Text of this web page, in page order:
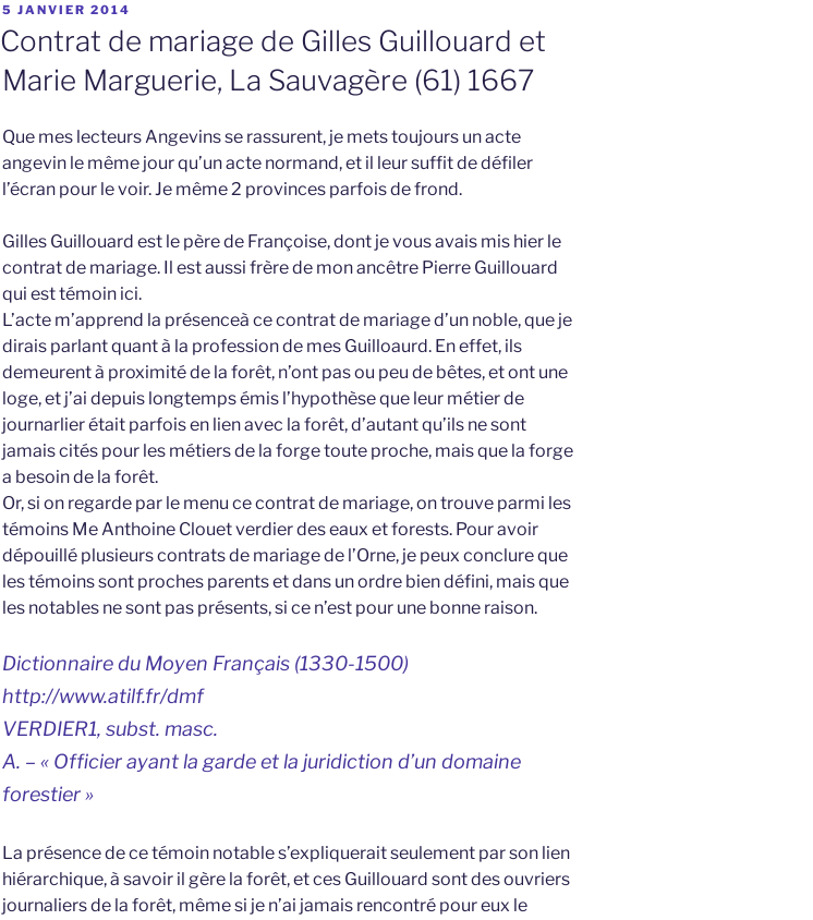
PUBLIÉ
LE
5 JANVIER 2014
Contrat de mariage de Gilles Guillouard et
Marie Marguerie, La Sauvagère (61) 1667
Que mes lecteurs Angevins se rassurent, je mets toujours un acte
angevin le même jour qu’un acte normand, et il leur suffit de défiler
l’écran pour le voir. Je même 2 provinces parfois de frond.
Gilles Guillouard est le père de Françoise, dont je vous avais mis hier le
contrat de mariage. Il est aussi frère de mon ancêtre Pierre Guillouard
qui est témoin ici.
L’acte m’apprend la présenceà ce contrat de mariage d’un noble, que je
dirais parlant quant à la profession de mes Guilloaurd. En effet, ils
demeurent à proximité de la forêt, n’ont pas ou peu de bêtes, et ont une
loge, et j’ai depuis longtemps émis l’hypothèse que leur métier de
journarlier était parfois en lien avec la forêt, d’autant qu’ils ne sont
jamais cités pour les métiers de la forge toute proche, mais que la forge
a besoin de la forêt.
Or, si on regarde par le menu ce contrat de mariage, on trouve parmi les
témoins Me Anthoine Clouet verdier des eaux et forests. Pour avoir
dépouillé plusieurs contrats de mariage de l’Orne, je peux conclure que
les témoins sont proches parents et dans un ordre bien défini, mais que
les notables ne sont pas présents, si ce n’est pour une bonne raison.
Dictionnaire du Moyen Français (1330-1500)
http://www.atilf.fr/dmf
VERDIER1, subst. masc.
A. – « Officier ayant la garde et la juridiction d’un domaine
forestier »
La présence de ce témoin notable s’expliquerait seulement par son lien
hiérarchique, à savoir il gère la forêt, et ces Guillouard sont des ouvriers
journaliers de la forêt, même si je n’ai jamais rencontré pour eux le